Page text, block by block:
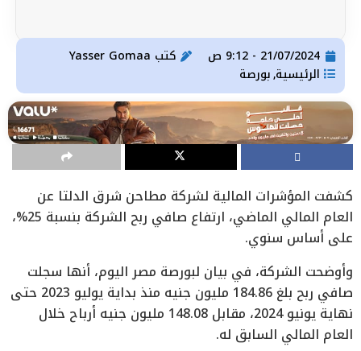
21/07/2024 - 9:12 ص كتب
الرئيسية, بورصة
كشفت المؤشرات المالية لشركة مطاحن شرق الدلتا عن
العام المالي الماضي، ارتفاع صافي ربح الشركة بنسبة 25%،
على أساس سنوي.
وأوضحت الشركة، في بيان لبورصة مصر اليوم، أنها سجلت
صافي ربح بلغ 184.86 مليون جنيه منذ بداية يوليو 2023 حتى
نهاية يونيو 2024، مقابل 148.08 مليون جنيه أرباح خلال
العام المالي السابق له.